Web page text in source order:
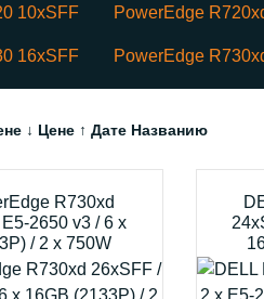
10xSFF PowerEdge
16xSFF PowerEdge
↓ Цене ↑ Дате Названию
R730xd
2650 v3 / 6 x
/ 2 x 750W